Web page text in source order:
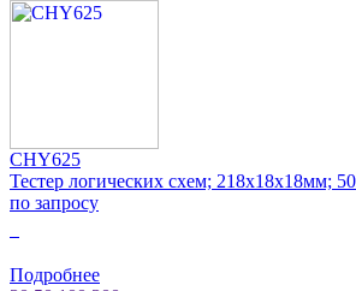
CHY625
Тестер логических схем; 218x18x18мм;
по запросу
Подробнее